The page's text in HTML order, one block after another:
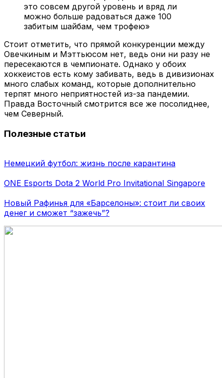
это совсем другой уровень и вряд ли
можно больше радоваться даже 100
забитым шайбам, чем трофею»
Стоит отметить, что прямой конкуренции между
Овечкиным и Мэттьюсом нет, ведь они ни разу не
пересекаются в чемпионате. Однако у обоих
хоккеистов есть кому забивать, ведь в дивизионах
много слабых команд, которые дополнительно
терпят много неприятностей из-за пандемии.
Правда Восточный смотрится все же посолиднее,
чем Северный.
Полезные статьи
Немецкий футбол: жизнь после карантина
ONE Esports Dota 2 World Pro Invitational Singapore
Новый Рафинья для «Барселоны»: стоит ли своих
денег и сможет “зажечь”?